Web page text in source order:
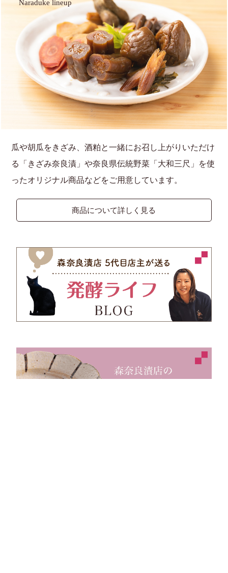
Naraduke lineup
瓜や胡瓜をきざみ、酒粕と一緒にお召し上がりいただけ
る「きざみ奈良漬」や奈良県伝統野菜「大和三尺」を使
ったオリジナル商品などをご用意しています。
商品について詳しく見る